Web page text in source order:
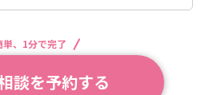
単、1分で完了
談を予約する